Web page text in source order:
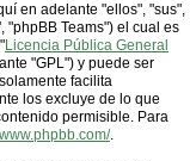
en adelante "ellos", "sus",
"phpBB Teams") el cual es
Licencia Pública General
"GPL") y puede ser
facilita
los excluye de lo que
permisible. Para
.